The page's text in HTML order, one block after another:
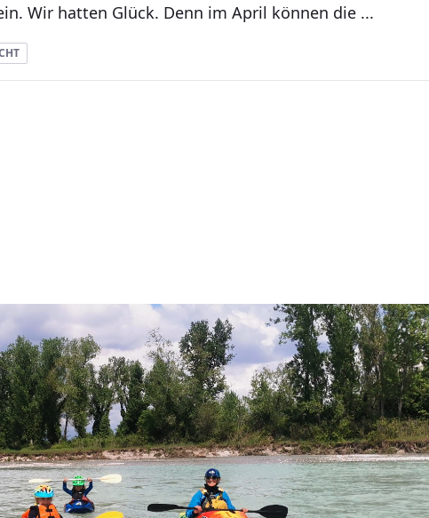
Wir hatten Glück. Denn im April können die ...